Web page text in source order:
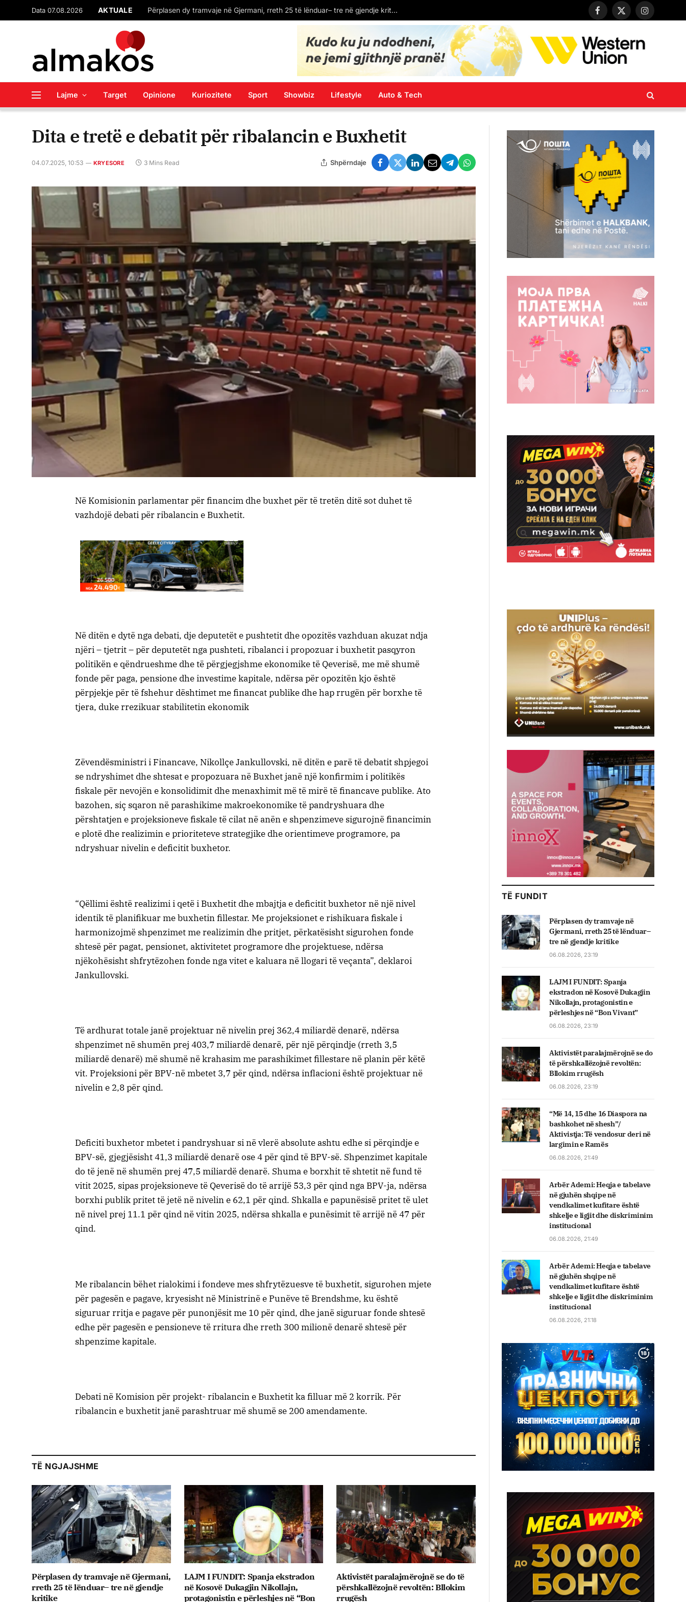
Data 07.08.2026 AKTUALE LAJM I FUNDIT: Spanja ekstradon në Kosovë Dukagjin Nikollajn, protagonistin e përleshjes në “Bon Vivant”
Facebook
X
Instagram
Lajme Target Opinione Kuriozitete Sport Showbiz Lifestyle Auto & Tech
Dita e tretë e debatit për ribalancin e Buxhetit
04.07.2025, 10:53 KRYESORE 3 Mins Read Shpërndaje
Në Komisionin parlamentar për financim dhe buxhet për të tretën ditë sot duhet të
vazhdojë debati për ribalancin e Buxhetit.
Në ditën e dytë nga debati, dje deputetët e pushtetit dhe opozitës vazhduan akuzat ndja
njëri – tjetrit – për deputetët nga pushteti, ribalanci i propozuar i buxhetit pasqyron
politikën e qëndrueshme dhe të përgjegjshme ekonomike të Qeverisë, me më shumë
fonde për paga, pensione dhe investime kapitale, ndërsa për opozitën kjo është
përpjekje për të fshehur dështimet me financat publike dhe hap rrugën për borxhe të
tjera, duke rrezikuar stabilitetin ekonomik
Zëvendësministri i Financave, Nikollçe Jankullovski, në ditën e parë të debatit shpjegoi
se ndryshimet dhe shtesat e propozuara në Buxhet janë një konfirmim i politikës
fiskale për nevojën e konsolidimit dhe menaxhimit më të mirë të financave publike. Ato
bazohen, siç sqaron në parashikime makroekonomike të pandryshuara dhe
përshtatjen e projeksioneve fiskale të cilat në anën e shpenzimeve sigurojnë financimin
e plotë dhe realizimin e prioriteteve strategjike dhe orientimeve programore, pa
ndryshuar nivelin e deficitit buxhetor.
“Qëllimi është realizimi i qetë i Buxhetit dhe mbajtja e deficitit buxhetor në një nivel
identik të planifikuar me buxhetin fillestar. Me projeksionet e rishikuara fiskale i
harmonizojmë shpenzimet me realizimin dhe pritjet, përkatësisht sigurohen fonde
shtesë për pagat, pensionet, aktivitetet programore dhe projektuese, ndërsa
njëkohësisht shfrytëzohen fonde nga vitet e kaluara në llogari të veçanta”, deklaroi
Jankullovski.
Të ardhurat totale janë projektuar në nivelin prej 362,4 miliardë denarë, ndërsa
shpenzimet në shumën prej 403,7 miliardë denarë, për një përqindje (rreth 3,5
miliardë denarë) më shumë në krahasim me parashikimet fillestare në planin për këtë
vit. Projeksioni për BPV-në mbetet 3,7 për qind, ndërsa inflacioni është projektuar në
nivelin e 2,8 për qind.
Deficiti buxhetor mbetet i pandryshuar si në vlerë absolute ashtu edhe si përqindje e
BPV-së, gjegjësisht 41,3 miliardë denarë ose 4 për qind të BPV-së. Shpenzimet kapitale
do të jenë në shumën prej 47,5 miliardë denarë. Shuma e borxhit të shtetit në fund të
vitit 2025, sipas projeksioneve të Qeverisë do të arrijë 53,3 për qind nga BPV-ja, ndërsa
borxhi publik pritet të jetë në nivelin e 62,1 për qind. Shkalla e papunësisë pritet të ulet
në nivel prej 11.1 për qind në vitin 2025, ndërsa shkalla e punësimit të arrijë në 47 për
qind.
Me ribalancin bëhet rialokimi i fondeve mes shfrytëzuesve të buxhetit, sigurohen mjete
për pagesën e pagave, kryesisht në Ministrinë e Punëve të Brendshme, ku është
siguruar rritja e pagave për punonjësit me 10 për qind, dhe janë siguruar fonde shtesë
edhe për pagesën e pensioneve të rritura dhe rreth 300 milionë denarë shtesë për
shpenzime kapitale.
Debati në Komision për projekt- ribalancin e Buxhetit ka filluar më 2 korrik. Për
ribalancin e buxhetit janë parashtruar më shumë se 200 amendamente.
TË NGJAJSHME
Përplasen dy tramvaje në Gjermani,
rreth 25 të lënduar– tre në gjendje
kritike
LAJM I FUNDIT: Spanja ekstradon
në Kosovë Dukagjin Nikollajn,
protagonistin e përleshjes në “Bon
Aktivistët paralajmërojnë se do të
përshkallëzojnë revoltën: Bllokim
rrugësh
TË FUNDIT
Përplasen dy tramvaje në
Gjermani, rreth 25 të lënduar–
tre në gjendje kritike
06.08.2026, 23:19
LAJM I FUNDIT: Spanja
ekstradon në Kosovë Dukagjin
Nikollajn, protagonistin e
përleshjes në “Bon Vivant”
06.08.2026, 23:19
Aktivistët paralajmërojnë se do
të përshkallëzojnë revoltën:
Bllokim rrugësh
06.08.2026, 23:19
“Më 14, 15 dhe 16 Diaspora na
bashkohet në shesh”/
Aktivistja: Të vendosur deri në
largimin e Ramës
06.08.2026, 21:49
Arbër Ademi: Heqja e tabelave
në gjuhën shqipe në
vendkalimet kufitare është
shkelje e ligjit dhe diskriminim
institucional
06.08.2026, 21:49
Arbër Ademi: Heqja e tabelave
në gjuhën shqipe në
vendkalimet kufitare është
shkelje e ligjit dhe diskriminim
institucional
06.08.2026, 21:18